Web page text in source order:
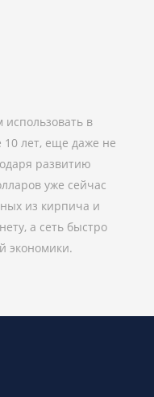
использовать в
лет, еще даже не
развитию
уже сейчас
из кирпича и
а сеть быстро
экономики.